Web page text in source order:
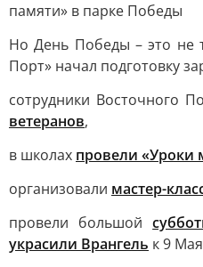
памяти» в парке Победы
Но День Победы – это не
Порт» начал подготовку
сотрудники Восточного
ветеранов,
в школах провели «Уроки
организовали мастер-
провели большой
украсили Врангель к 9